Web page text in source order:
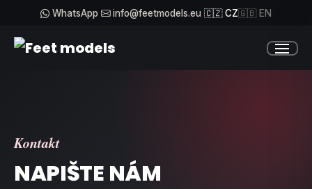
WhatsApp info@feetmodels.eu 🇨🇿 CZ🇬🇧 EN
Kontakt
NAPIŠTE NÁM